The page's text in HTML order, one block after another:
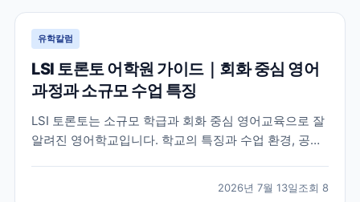
유학칼럼
LSI 토론토 어학원 가이드｜회화 중심 영어
과정과 소규모 수업 특징
LSI 토론토는 소규모 학급과 회화 중심 영어교육으로 잘
알려진 영어학교입니다. 학교의 특징과 수업 환경, 공식
2026년 7월 13일조회 8